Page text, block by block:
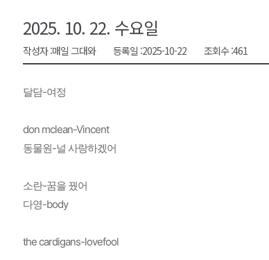
행서비스 확대 운영
시설 미신고 사업장 점검
2025. 10. 22. 수요일
작성자 :매일 그대와 등록일 :2025-10-22 조회수 :461
달담-여정
don mclean-Vincent
동물원-널 사랑하겠어
소란-꿈을 꿨어
다영-body
the cardigans-lovefool